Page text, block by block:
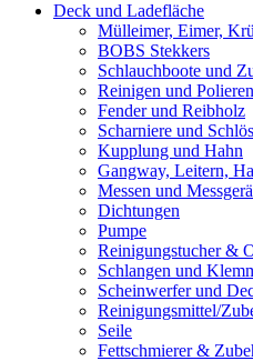
Deck und Ladefläche
Mülleimer, Eimer,
BOBS Stekkers
Schlauchboote und
Reinigen und Polieren
Fender und Reibholz
Scharniere und
Kupplung und Hahn
Gangway, Leitern,
Messen und
Dichtungen
Pumpe
Reinigungstucher &
Schlangen und
Scheinwerfer und
Reinigungsmittel/
Seile
Fettschmierer &